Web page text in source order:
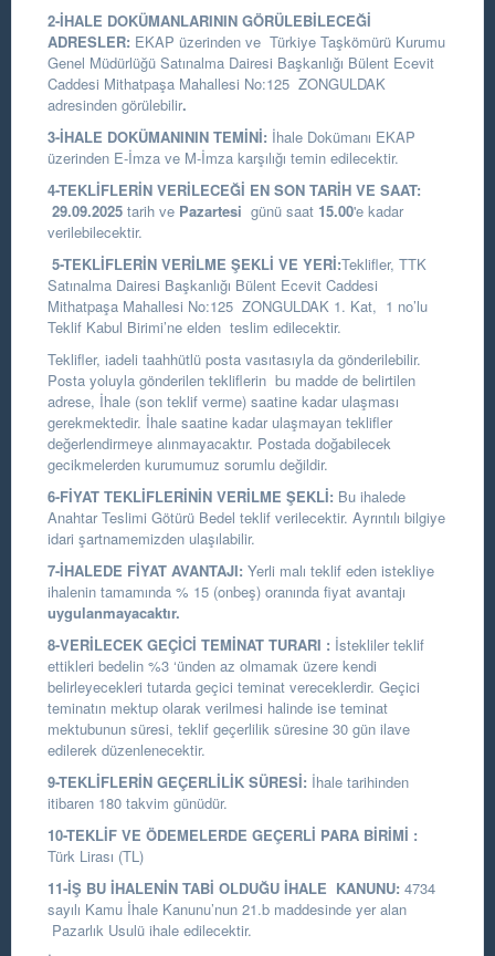
2-İHALE DOKÜMANLARININ GÖRÜLEBİLECEĞİ
ADRESLER: EKAP üzerinden ve Türkiye Taşkömürü Kurumu
Genel Müdürlüğü Satınalma Dairesi Başkanlığı Bülent Ecevit
Caddesi Mithatpaşa Mahallesi No:125 ZONGULDAK
adresinden görülebilir.
3-İHALE DOKÜMANININ TEMİNİ: İhale Dokümanı EKAP
üzerinden E-İmza ve M-İmza karşılığı temin edilecektir.
4-TEKLİFLERİN VERİLECEĞİ EN SON TARİH VE SAAT:
29.09.2025 tarih ve Pazartesi günü saat 15.00'e kadar
verilebilecektir.
5-TEKLİFLERİN VERİLME ŞEKLİ VE YERİ:Teklifler, TTK
Satınalma Dairesi Başkanlığı Bülent Ecevit Caddesi
Mithatpaşa Mahallesi No:125 ZONGULDAK 1. Kat, 1 no’lu
Teklif Kabul Birimi’ne elden teslim edilecektir.
Teklifler, iadeli taahhütlü posta vasıtasıyla da gönderilebilir.
Posta yoluyla gönderilen tekliflerin bu madde de belirtilen
adrese, İhale (son teklif verme) saatine kadar ulaşması
gerekmektedir. İhale saatine kadar ulaşmayan teklifler
değerlendirmeye alınmayacaktır. Postada doğabilecek
gecikmelerden kurumumuz sorumlu değildir.
6-FİYAT TEKLİFLERİNİN VERİLME ŞEKLİ: Bu ihalede
Anahtar Teslimi Götürü Bedel teklif verilecektir. Ayrıntılı bilgiye
idari şartnamemizden ulaşılabilir.
7-İHALEDE FİYAT AVANTAJI: Yerli malı teklif eden istekliye
ihalenin tamamında % 15 (onbeş) oranında fiyat avantajı
uygulanmayacaktır.
8-VERİLECEK GEÇİCİ TEMİNAT TURARI : İstekliler teklif
ettikleri bedelin %3 ‘ünden az olmamak üzere kendi
belirleyecekleri tutarda geçici teminat vereceklerdir. Geçici
teminatın mektup olarak verilmesi halinde ise teminat
mektubunun süresi, teklif geçerlilik süresine 30 gün ilave
edilerek düzenlenecektir.
9-TEKLİFLERİN GEÇERLİLİK SÜRESİ: İhale tarihinden
itibaren 180 takvim günüdür.
10-TEKLİF VE ÖDEMELERDE GEÇERLİ PARA BİRİMİ :
Türk Lirası (TL)
11-İŞ BU İHALENİN TABİ OLDUĞU İHALE KANUNU: 4734
sayılı Kamu İhale Kanunu’nun 21.b maddesinde yer alan
Pazarlık Usulü ihale edilecektir.